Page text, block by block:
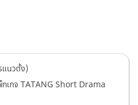
นวตั้ง)
กเกจ TATANG Short Drama